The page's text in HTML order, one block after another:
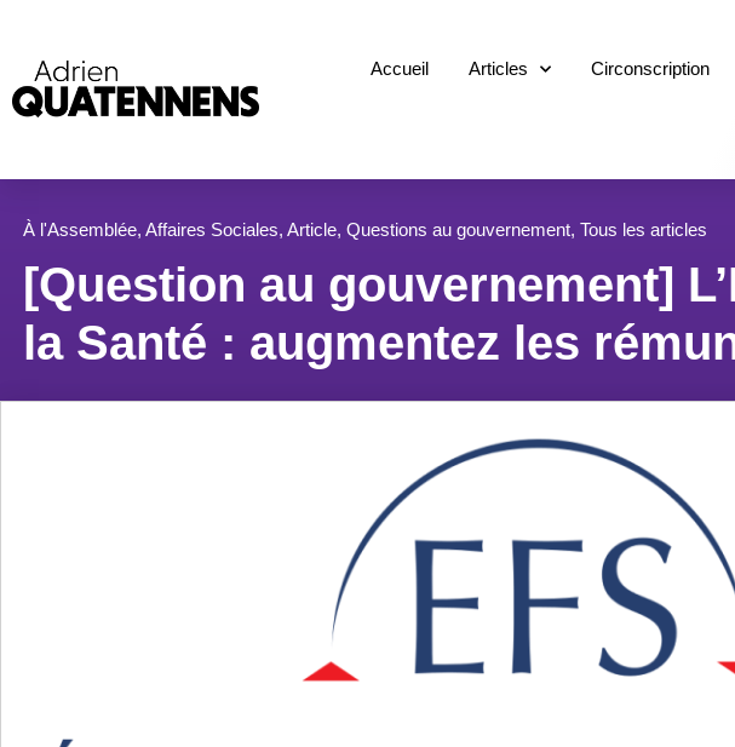
Accueil Articles Circonscription
À l'Assemblée, Affaires Sociales, Article, Questions au gouvernement, Tous les articles
[Question au gouvernement]
la Santé : augmentez les